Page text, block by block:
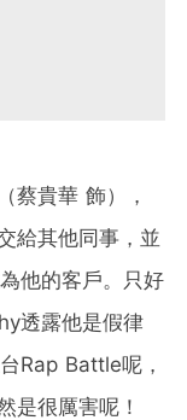
蔡貴華 飾），
給其他同事，並
他的客戶。只好
透露他是假律
Rap Battle呢，
是很厲害呢！